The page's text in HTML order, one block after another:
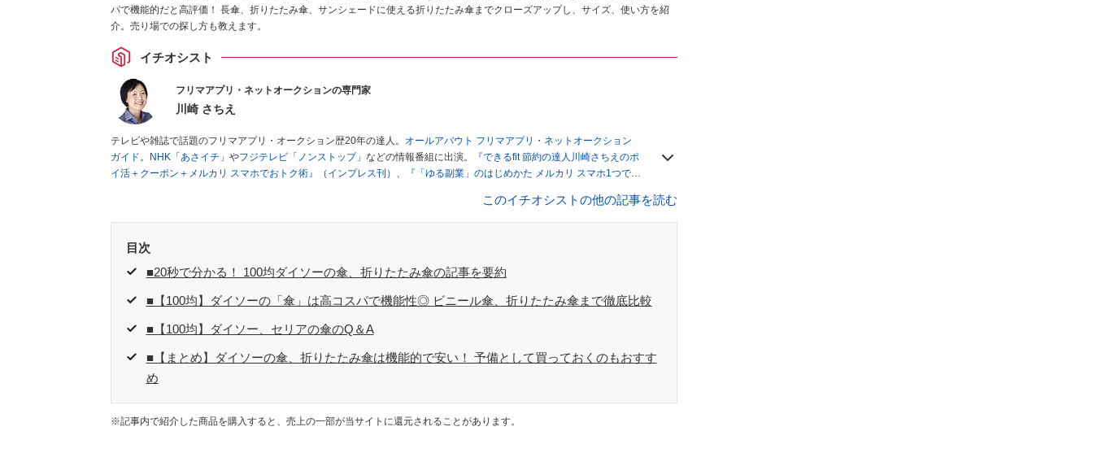
パで機能的だと高評価！ 長傘、折りたたみ傘、サンシェードに使える折りたたみ傘までクローズアップし、サイズ、使い方を紹
介。売り場での探し方も教えます。
イチオシスト
フリマアプリ・ネットオークションの専門家
川崎 さちえ
テレビや雑誌で話題のフリマアプリ・オークション歴20年の達人。
オールアバウト フリマアプリ・ネットオークション
ガイド。 NHK「あさイチ」 やフジテレビ「ノンストップ」 などの情報番組に出演。
『できるfit 節約の達人川崎さちえのポ
イ活＋クーポン＋メルカリ スマホでおトク術』（インプレス刊） 、
『「ゆる副業」のはじめかた メルカリ スマホ1つでス
■経歴：2003年、夫が子育てをするために、突然会社を辞める。翌月からの給料が０円になり、家にいながら、しかも空
いた時間でできるオークションに目をつける。しかし、取引の仕方がわからずに、まずは落札者として参加。その後、出
を生活の一部に取り入れるべく、「ネットオークションやフリマアプリは生活のインフラになる」という考えを持つ。ま
た消費税増税の社会においては、ネットオークションやフリマアプリが家計の救世主になりえると考え、業者とは違う視
このイチオシストの他の記事を読む
目次
■20秒で分かる！ 100均ダイソーの傘、折りたたみ傘の記事を要約
■【100均】ダイソーの「傘」は高コスパで機能性◎ ビニール傘、折りたたみ傘まで徹底比較
■【100均】ダイソー、セリアの傘のQ＆A
■【まとめ】ダイソーの傘、折りたたみ傘は機能的で安い！ 予備として買っておくのもおすす
め
※記事内で紹介した商品を購入すると、売上の一部が当サイトに還元されることがあります。